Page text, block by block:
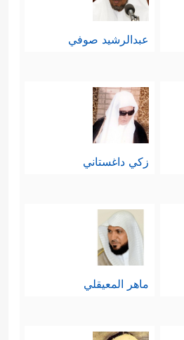
عبدالرشيد صوفي
زكي داغستاني
ماهر المعيقلي